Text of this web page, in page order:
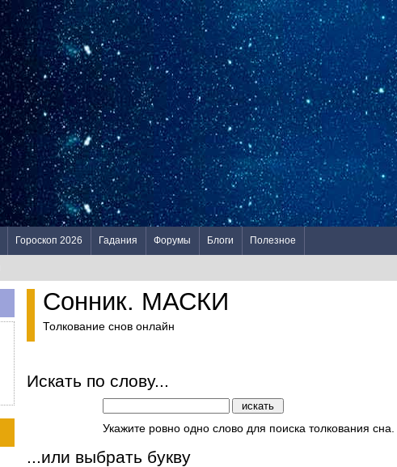
Гороскоп 2026 Гадания Форумы Блоги Полезное
Сонник. МАСКИ
Толкование снов онлайн
Искать по слову...
Укажите ровно одно слово для поиска толкования сна.
...или выбрать букву